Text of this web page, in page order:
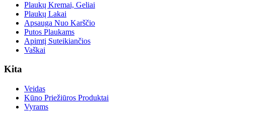
Plaukų Kremai, Geliai
Plaukų Lakai
Apsauga Nuo Karščio
Putos Plaukams
Apimtį Suteikiančios
Vaškai
Kita
Veidas
Kūno Priežiūros Produktai
Vyrams